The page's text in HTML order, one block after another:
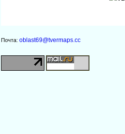
Почта: oblast69@tvermaps.cc